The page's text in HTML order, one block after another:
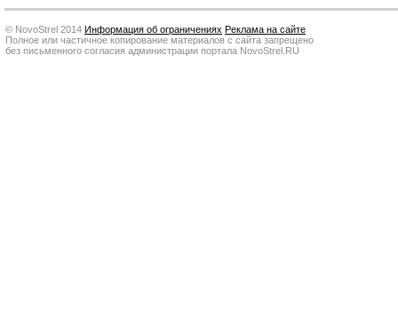
© NovoStrel 2014 Информация об ограничениях Реклама на сайте
Полное или частичное копирование материалов с сайта запрещено
без письменного согласия администрации портала NovoStrel.RU